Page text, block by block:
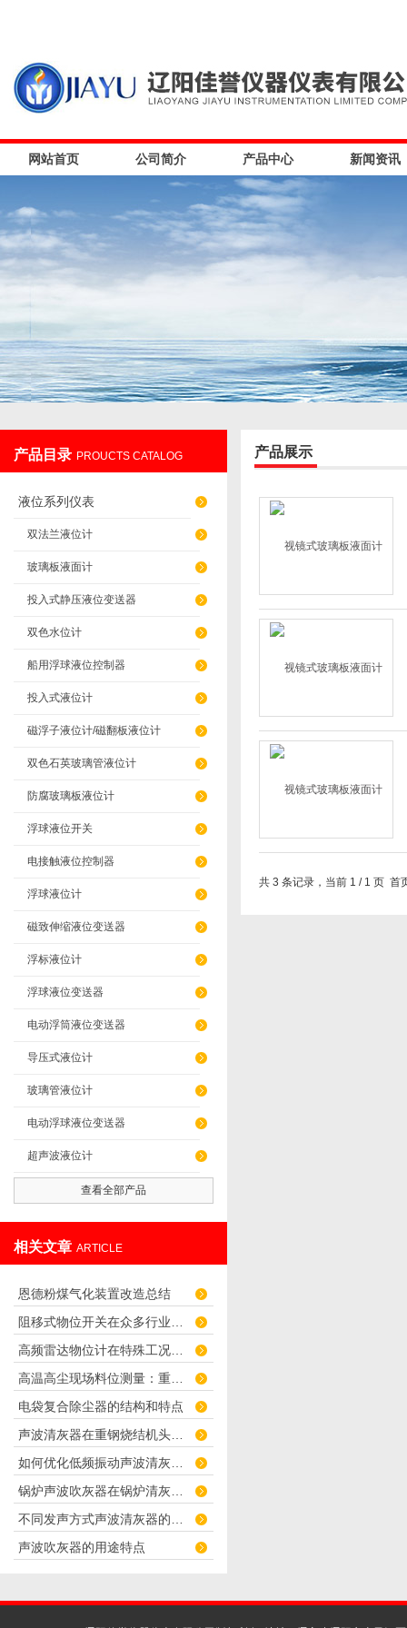
网站首页 公司简介 产品中心 新闻资讯
产品目录 PROUCTS CATALOG
液位系列仪表
双法兰液位计
玻璃板液面计
投入式静压液位变送器
双色水位计
船用浮球液位控制器
投入式液位计
磁浮子液位计/磁翻板液位计
双色石英玻璃管液位计
防腐玻璃板液位计
浮球液位开关
电接触液位控制器
浮球液位计
磁致伸缩液位变送器
浮标液位计
浮球液位变送器
电动浮筒液位变送器
导压式液位计
玻璃管液位计
电动浮球液位变送器
超声波液位计
查看全部产品
相关文章 ARTICLE
恩德粉煤气化装置改造总结
电袋复合除尘器的结构和特点
声波吹灰器的用途特点
产品展示
共 3 条记录，当前 1 / 1 页